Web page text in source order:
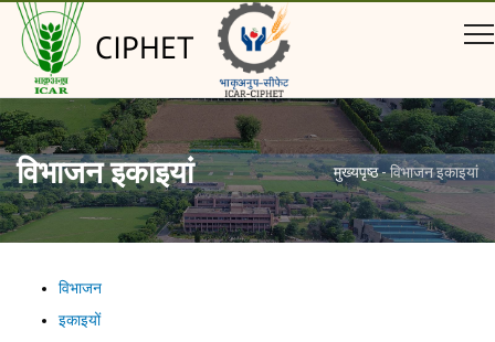
CIPHET
विभाजन इकाइयां मुख्यपृष्ठ-विभाजन इकाइयां
विभाजन
इकाइयों